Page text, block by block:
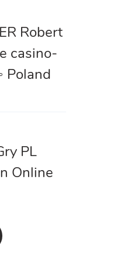
Robert
casino-
Poland
PL
Online